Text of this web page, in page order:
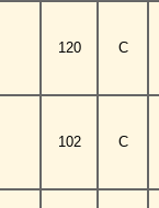
120 C
102 C